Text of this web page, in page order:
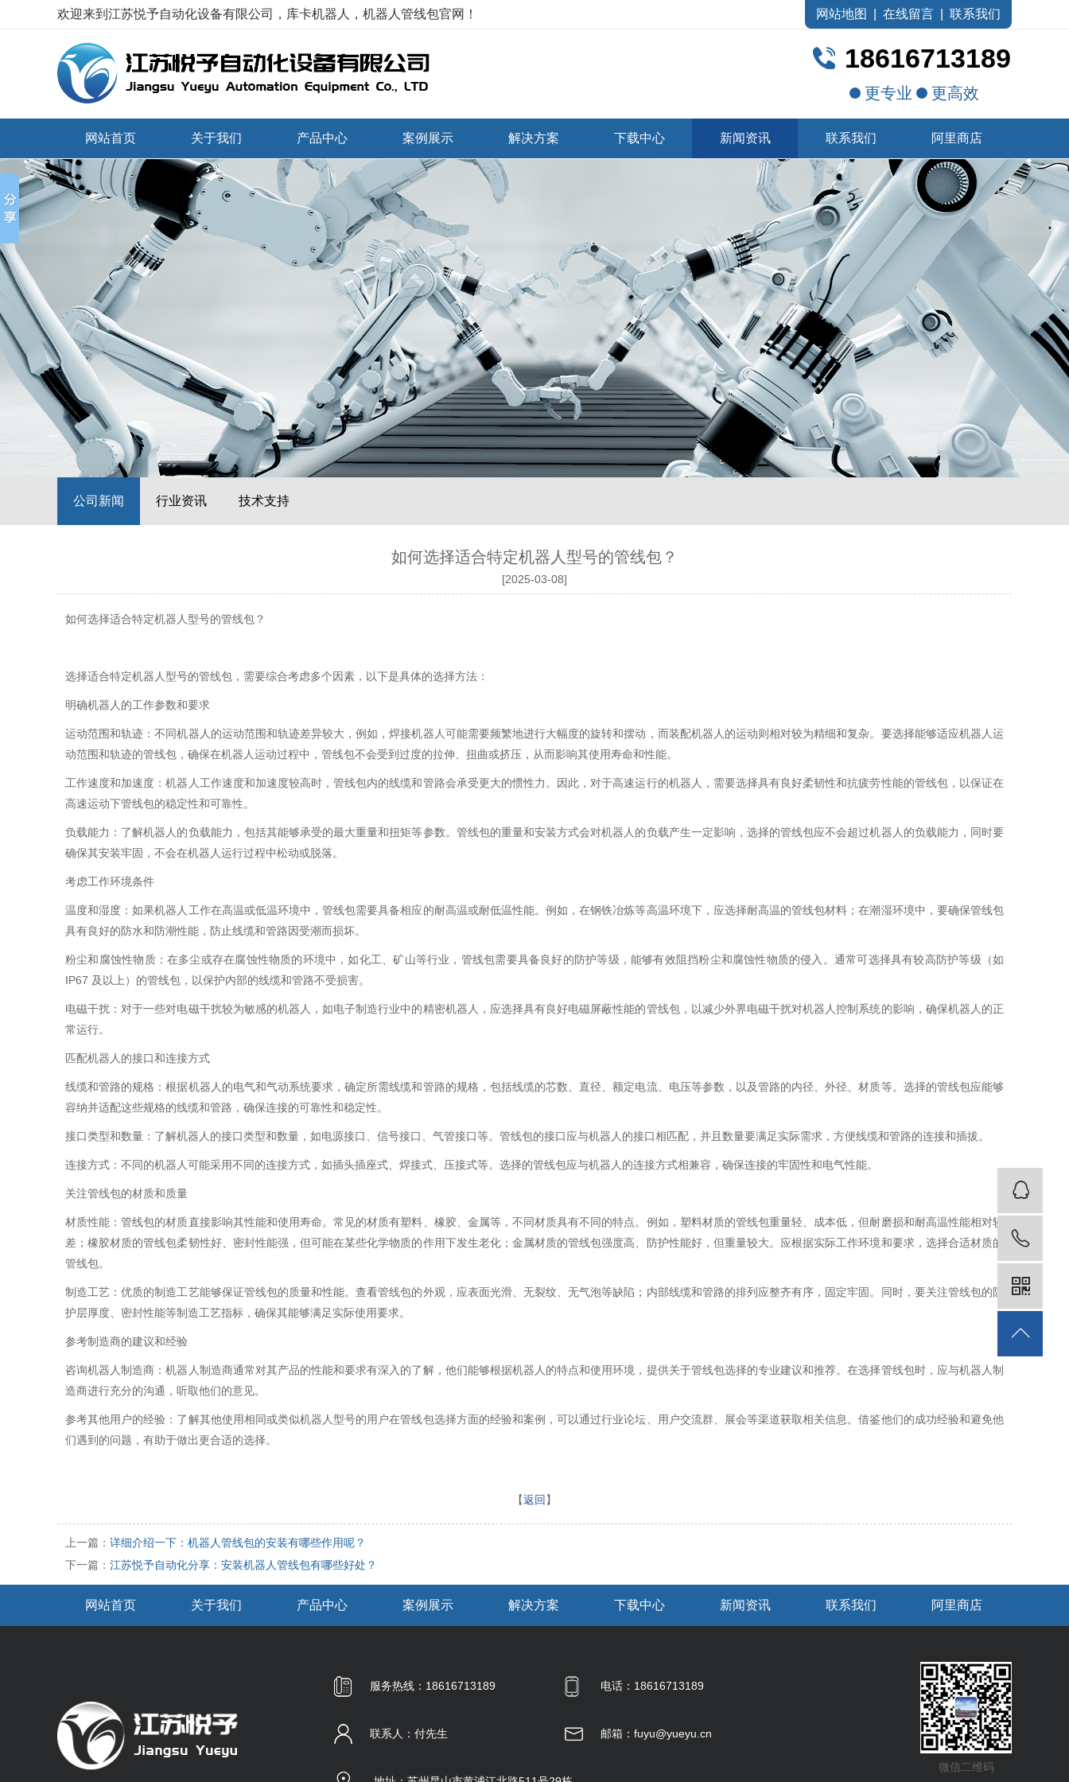
欢迎来到江苏悦予自动化设备有限公司，库卡机器人，机器人管线包官网！ 网站地图 在线留言 联系我们
18616713189
更专业 更高效
网站首页 关于我们 产品中心 案例展示 解决方案 下载中心 新闻资讯 联系我们 阿里商店
公司新闻 行业资讯 技术支持
如何选择适合特定机器人型号的管线包？
[2025-03-08]
如何选择适合特定机器人型号的管线包？
选择适合特定机器人型号的管线包，需要综合考虑多个因素，以下是具体的选择方法：
明确机器人的工作参数和要求
运动范围和轨迹：不同机器人的运动范围和轨迹差异较大，例如，焊接机器人可能需要频繁地进行大幅度的旋转和摆动，而装配机器人的运动则相对较为精细和复杂。要选择能够适应机器人运
动范围和轨迹的管线包，确保在机器人运动过程中，管线包不会受到过度的拉伸、扭曲或挤压，从而影响其使用寿命和性能。
工作速度和加速度：机器人工作速度和加速度较高时，管线包内的线缆和管路会承受更大的惯性力。因此，对于高速运行的机器人，需要选择具有良好柔韧性和抗疲劳性能的管线包，以保证在
高速运动下管线包的稳定性和可靠性。
负载能力：了解机器人的负载能力，包括其能够承受的最大重量和扭矩等参数。管线包的重量和安装方式会对机器人的负载产生一定影响，选择的管线包应不会超过机器人的负载能力，同时要
确保其安装牢固，不会在机器人运行过程中松动或脱落。
考虑工作环境条件
温度和湿度：如果机器人工作在高温或低温环境中，管线包需要具备相应的耐高温或耐低温性能。例如，在钢铁冶炼等高温环境下，应选择耐高温的管线包材料；在潮湿环境中，要确保管线包
具有良好的防水和防潮性能，防止线缆和管路因受潮而损坏。
粉尘和腐蚀性物质：在多尘或存在腐蚀性物质的环境中，如化工、矿山等行业，管线包需要具备良好的防护等级，能够有效阻挡粉尘和腐蚀性物质的侵入。通常可选择具有较高防护等级（如
IP67 及以上）的管线包，以保护内部的线缆和管路不受损害。
电磁干扰：对于一些对电磁干扰较为敏感的机器人，如电子制造行业中的精密机器人，应选择具有良好电磁屏蔽性能的管线包，以减少外界电磁干扰对机器人控制系统的影响，确保机器人的正
常运行。
匹配机器人的接口和连接方式
线缆和管路的规格：根据机器人的电气和气动系统要求，确定所需线缆和管路的规格，包括线缆的芯数、直径、额定电流、电压等参数，以及管路的内径、外径、材质等。选择的管线包应能够
容纳并适配这些规格的线缆和管路，确保连接的可靠性和稳定性。
接口类型和数量：了解机器人的接口类型和数量，如电源接口、信号接口、气管接口等。管线包的接口应与机器人的接口相匹配，并且数量要满足实际需求，方便线缆和管路的连接和插拔。
连接方式：不同的机器人可能采用不同的连接方式，如插头插座式、焊接式、压接式等。选择的管线包应与机器人的连接方式相兼容，确保连接的牢固性和电气性能。
关注管线包的材质和质量
材质性能：管线包的材质直接影响其性能和使用寿命。常见的材质有塑料、橡胶、金属等，不同材质具有不同的特点。例如，塑料材质的管线包重量轻、成本低，但耐磨损和耐高温性能相对较
差；橡胶材质的管线包柔韧性好、密封性能强，但可能在某些化学物质的作用下发生老化；金属材质的管线包强度高、防护性能好，但重量较大。应根据实际工作环境和要求，选择合适材质的
管线包。
制造工艺：优质的制造工艺能够保证管线包的质量和性能。查看管线包的外观，应表面光滑、无裂纹、无气泡等缺陷；内部线缆和管路的排列应整齐有序，固定牢固。同时，要关注管线包的防
护层厚度、密封性能等制造工艺指标，确保其能够满足实际使用要求。
参考制造商的建议和经验
咨询机器人制造商：机器人制造商通常对其产品的性能和要求有深入的了解，他们能够根据机器人的特点和使用环境，提供关于管线包选择的专业建议和推荐。在选择管线包时，应与机器人制
造商进行充分的沟通，听取他们的意见。
参考其他用户的经验：了解其他使用相同或类似机器人型号的用户在管线包选择方面的经验和案例，可以通过行业论坛、用户交流群、展会等渠道获取相关信息。借鉴他们的成功经验和避免他
们遇到的问题，有助于做出更合适的选择。
【返回 】
上一篇： 详细介绍一下：机器人管线包的安装有哪些作用呢？
下一篇： 江苏悦予自动化分享：安装机器人管线包有哪些好处？
网站首页 关于我们 产品中心 案例展示 解决方案 下载中心 新闻资讯 联系我们 阿里商店
服务热线：18616713189 电话：18616713189
联系人：付先生 邮箱：fuyu@yueyu.cn
微信二维码